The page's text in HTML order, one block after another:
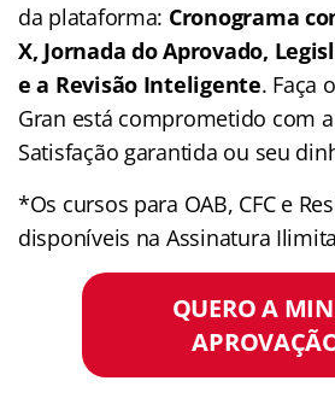
da plataforma: Cronograma
X, Jornada do Aprovado,
e a Revisão Inteligente. Faça
Gran está comprometido com
Satisfação garantida ou seu
*Os cursos para OAB, CFC e
disponíveis na Assinatura
QUERO A